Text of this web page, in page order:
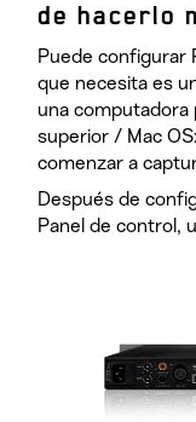
de hacerlo
Puede configurar
que necesita es
una computadora
superior / Mac
comenzar a
Después de
Panel de control,